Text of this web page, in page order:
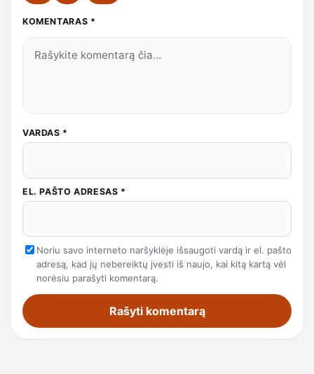
KOMENTARAS *
VARDAS *
EL. PAŠTO ADRESAS *
Noriu savo interneto naršyklėje išsaugoti vardą ir el. pašto
adresą, kad jų nebereiktų įvesti iš naujo, kai kitą kartą vėl
norėsiu parašyti komentarą.